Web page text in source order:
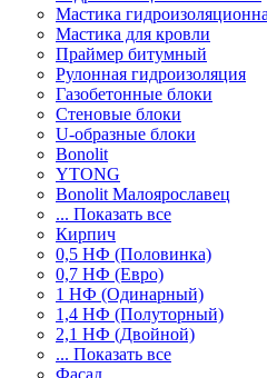
Мастика
Мастика для кровли
Праймер битумный
Рулонная гидроизоляция
Газобетонные блоки
Стеновые блоки
U-образные блоки
Bonolit
YTONG
Bonolit Малоярославец
... Показать все
Кирпич
0,5 НФ (Половинка)
0,7 НФ (Евро)
1 НФ (Одинарный)
1,4 НФ (Полуторный)
2,1 НФ (Двойной)
... Показать все
Фасад